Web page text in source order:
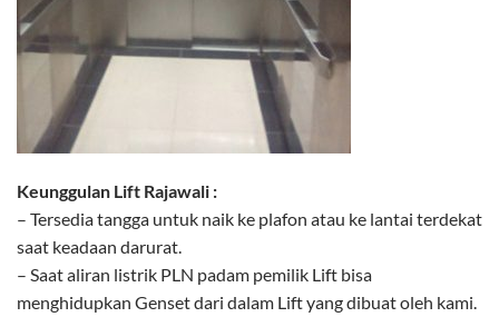
Keunggulan Lift Rajawali :
– Tersedia tangga untuk naik ke plafon atau ke lantai terdekat
saat keadaan darurat.
– Saat aliran listrik PLN padam pemilik Lift bisa
menghidupkan Genset dari dalam Lift yang dibuat oleh kami.